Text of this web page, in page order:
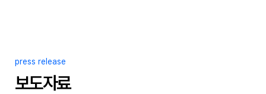
press release
보도자료